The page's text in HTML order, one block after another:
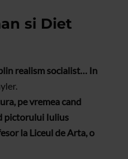
si Diet
realism socialist… In
pe vremea cand
pictorului Iulius
la Liceul de Arta, o